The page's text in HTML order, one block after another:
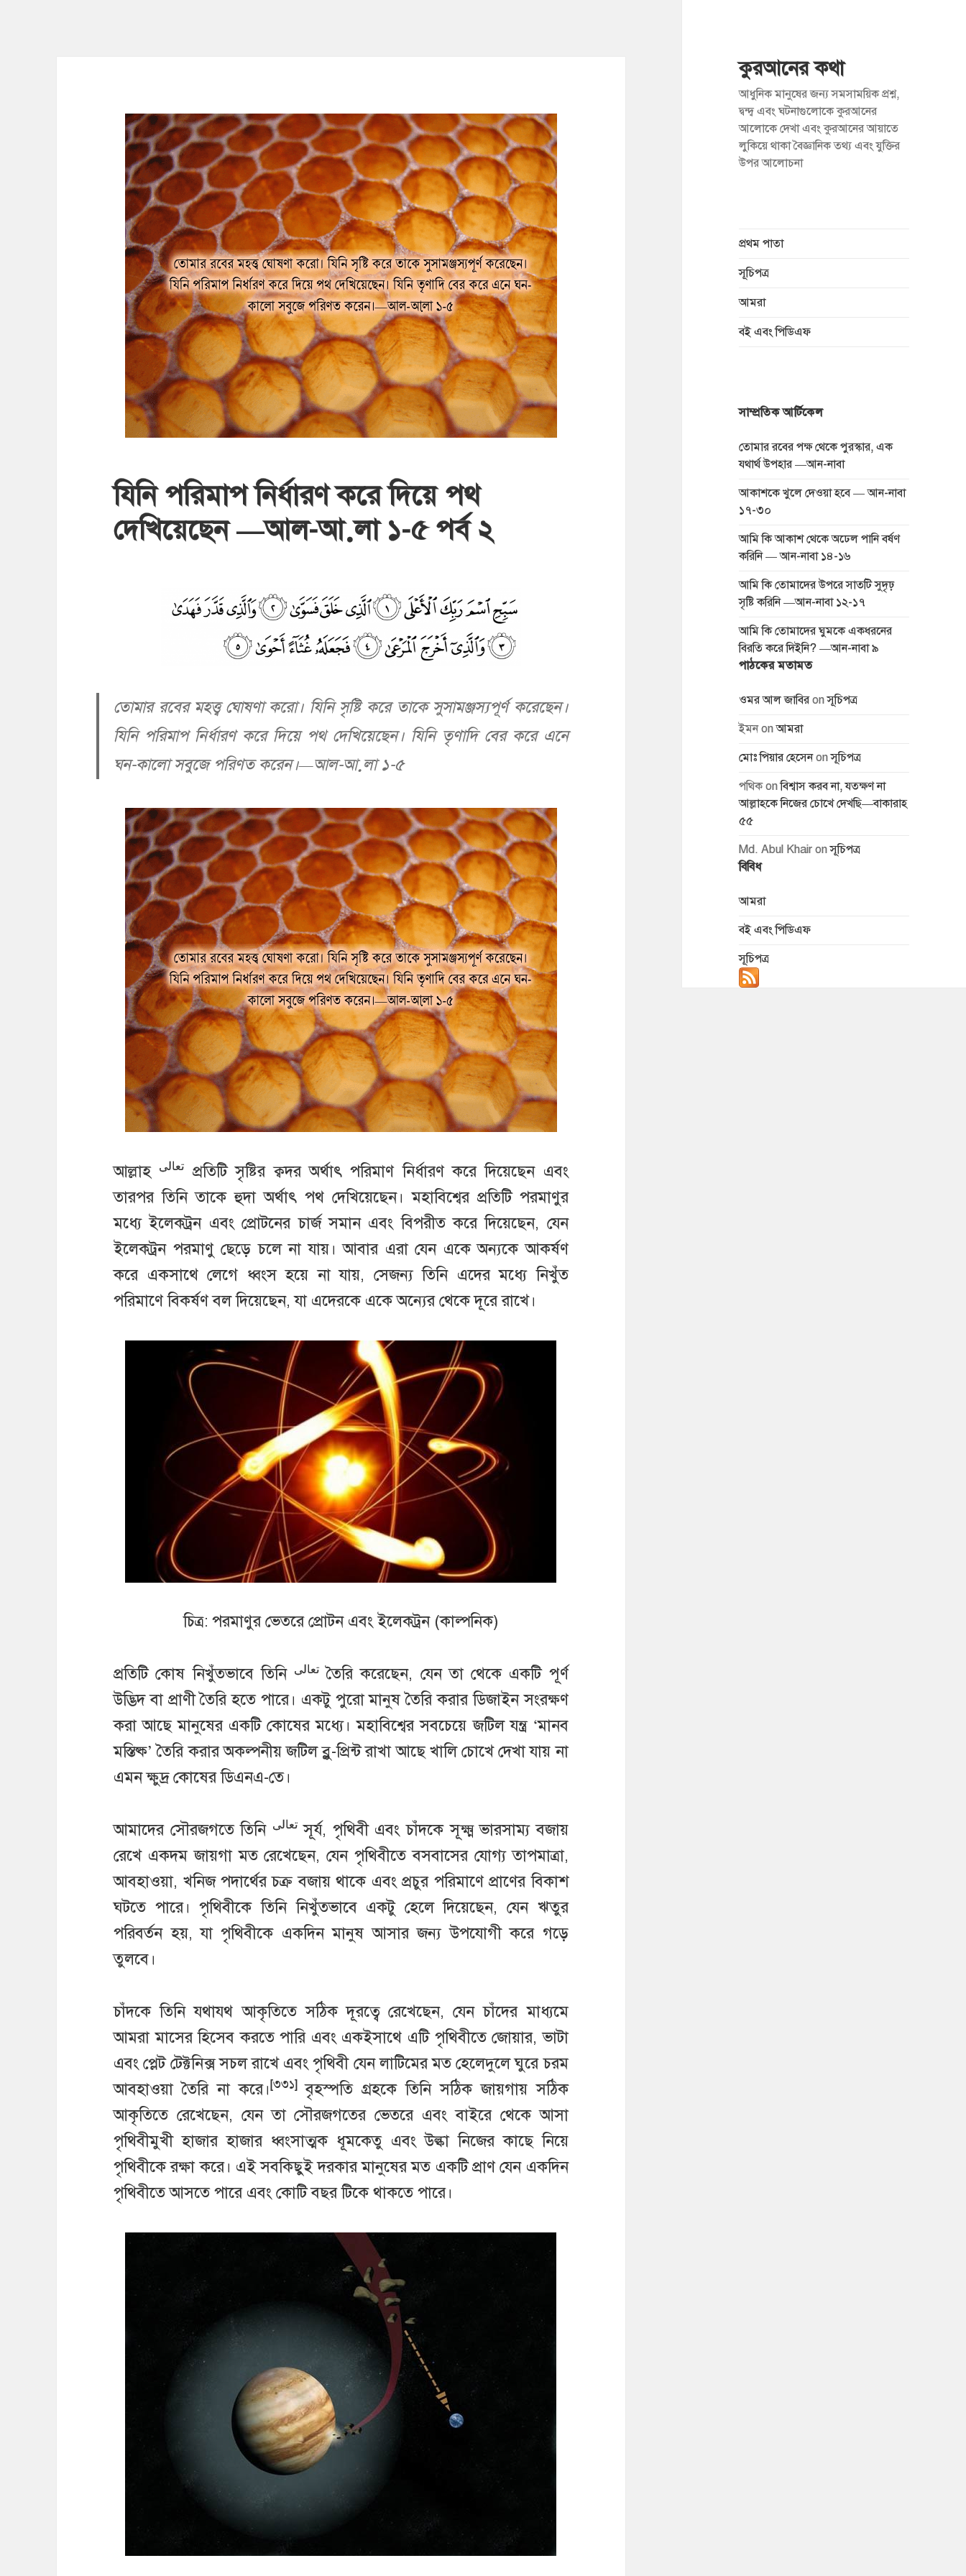
কুরআনের কথা
আধুনিক মানুষের জন্য সমসাময়িক প্রশ্ন,
দ্বন্দ্ব এবং ঘটনাগুলোকে কুরআনের
আলোকে দেখা এবং কুরআনের আয়াতে
লুকিয়ে থাকা বৈজ্ঞানিক তথ্য এবং যুক্তির
উপর আলোচনা
প্রথম পাতা
সূচিপত্র
আমরা
বই এবং পিডিএফ
সাম্প্রতিক আর্টিকেল
তোমার রবের পক্ষ থেকে পুরস্কার, এক
যথার্থ উপহার —আন-নাবা
আকাশকে খুলে দেওয়া হবে — আন-নাবা
১৭-৩০
আমি কি আকাশ থেকে অঢেল পানি বর্ষণ
করিনি — আন-নাবা ১৪-১৬
আমি কি তোমাদের উপরে সাতটি সুদৃঢ়
সৃষ্টি করিনি —আন-নাবা ১২-১৭
আমি কি তোমাদের ঘুমকে একধরনের
বিরতি করে দিইনি? —আন-নাবা ৯
পাঠকের মতামত
ওমর আল জাবিরonসূচিপত্র
ইমনonআমরা
মোঃ পিয়ার হেসেনonসূচিপত্র
পথিকonবিশ্বাস করব না, যতক্ষণ না
আল্লাহকে নিজের চোখে দেখছি—বাকারাহ
৫৫
Md. Abul Khaironসূচিপত্র
বিবিধ
আমরা
বই এবং পিডিএফ
সূচিপত্র
যিনি পরিমাপ নির্ধারণ করে দিয়ে পথ
দেখিয়েছেন —আল-আ়লা ১-৫ পর্ব ২
তোমার রবের মহত্ত্ব ঘোষণা করো। যিনি সৃষ্টি করে তাকে সুসামঞ্জস্যপূর্ণ করেছেন।
যিনি পরিমাপ নির্ধারণ করে দিয়ে পথ দেখিয়েছেন। যিনি তৃণাদি বের করে এনে
ঘন-কালো সবুজে পরিণত করেন।—আল-আ়লা ১-৫
আল্লাহ تعالى প্রতিটি সৃষ্টির ক্বদর অর্থাৎ পরিমাণ নির্ধারণ করে দিয়েছেন এবং
তারপর তিনি তাকে হুদা অর্থাৎ পথ দেখিয়েছেন। মহাবিশ্বের প্রতিটি পরমাণুর
মধ্যে ইলেকট্রন এবং প্রোটনের চার্জ সমান এবং বিপরীত করে দিয়েছেন, যেন
ইলেকট্রন পরমাণু ছেড়ে চলে না যায়। আবার এরা যেন একে অন্যকে আকর্ষণ
করে একসাথে লেগে ধ্বংস হয়ে না যায়, সেজন্য তিনি এদের মধ্যে নিখুঁত
পরিমাণে বিকর্ষণ বল দিয়েছেন, যা এদেরকে একে অন্যের থেকে দূরে রাখে।
চিত্র: পরমাণুর ভেতরে প্রোটন এবং ইলেকট্রন (কাল্পনিক)
প্রতিটি কোষ নিখুঁতভাবে তিনি تعالى তৈরি করেছেন, যেন তা থেকে একটি পূর্ণ
উদ্ভিদ বা প্রাণী তৈরি হতে পারে। একটু পুরো মানুষ তৈরি করার ডিজাইন সংরক্ষণ
করা আছে মানুষের একটি কোষের মধ্যে। মহাবিশ্বের সবচেয়ে জটিল যন্ত্র ‘মানব
মস্তিষ্ক’ তৈরি করার অকল্পনীয় জটিল ব্লু-প্রিন্ট রাখা আছে খালি চোখে দেখা যায় না
এমন ক্ষুদ্র কোষের ডিএনএ-তে।
আমাদের সৌরজগতে তিনি تعالىসূর্য, পৃথিবী এবং চাঁদকে সূক্ষ্ম ভারসাম্য বজায়
রেখে একদম জায়গা মত রেখেছেন, যেন পৃথিবীতে বসবাসের যোগ্য তাপমাত্রা,
আবহাওয়া, খনিজ পদার্থের চক্র বজায় থাকে এবং প্রচুর পরিমাণে প্রাণের বিকাশ
ঘটতে পারে। পৃথিবীকে তিনি নিখুঁতভাবে একটু হেলে দিয়েছেন, যেন ঋতুর
পরিবর্তন হয়, যা পৃথিবীকে একদিন মানুষ আসার জন্য উপযোগী করে গড়ে
তুলবে।
চাঁদকে তিনি যথাযথ আকৃতিতে সঠিক দূরত্বে রেখেছেন, যেন চাঁদের মাধ্যমে
আমরা মাসের হিসেব করতে পারি এবং একইসাথে এটি পৃথিবীতে জোয়ার, ভাটা
এবং প্লেট টেক্টনিক্স সচল রাখে এবং পৃথিবী যেন লাটিমের মত হেলেদুলে ঘুরে চরম
আবহাওয়া তৈরি না করে।[৩৩১]বৃহস্পতি গ্রহকে তিনি সঠিক জায়গায় সঠিক
আকৃতিতে রেখেছেন, যেন তা সৌরজগতের ভেতরে এবং বাইরে থেকে আসা
পৃথিবীমুখী হাজার হাজার ধ্বংসাত্মক ধূমকেতু এবং উল্কা নিজের কাছে নিয়ে
পৃথিবীকে রক্ষা করে। এই সবকিছুই দরকার মানুষের মত একটি প্রাণ যেন একদিন
পৃথিবীতে আসতে পারে এবং কোটি বছর টিকে থাকতে পারে।